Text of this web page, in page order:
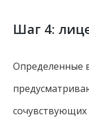
Шаг 4:
Определенные